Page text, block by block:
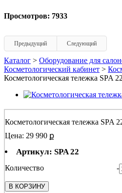
Просмотров: 7933
Предыдущий Следующий
Каталог > Оборудование для
Косметологический кабинет >
Косметологическая тележка SPA 22
Косметологическая тележка SPA
Цена: 29 990 ք
Артикул: SPA 22
Количество -
В КОРЗИНУ